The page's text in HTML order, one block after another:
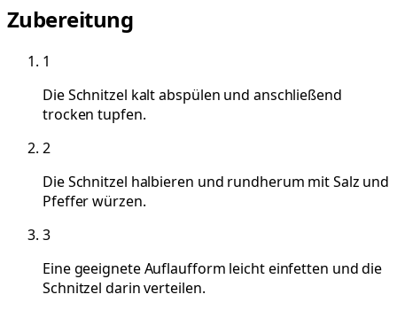
Zubereitung
1
Die Schnitzel kalt abspülen und anschließend
trocken tupfen.
2
Die Schnitzel halbieren und rundherum mit Salz und
Pfeffer würzen.
3
Eine geeignete Auflaufform leicht einfetten und die
Schnitzel darin verteilen.